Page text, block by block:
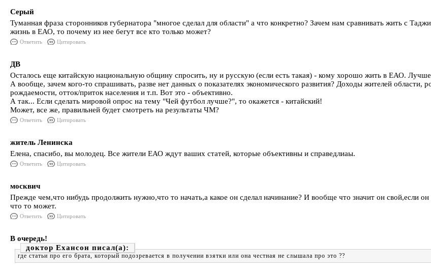
Серый
Туманная фраза сторонников губернатора "многое сделал для области" а что конкретно? Зачем нам сравнивать жить с
жизнь в ЕАО, то почему из нее бегут все кто только может?
Ответить Цитировать
ДВ
Осталось еще китайскую национальную общину спросить, ну и русскую (если есть такая) - кому хорошо жить в ЕАО.
А вообще, зачем кого-то спрашивать, разве нет данных о показателях экономического развития? Доходы жителей области,
рождаемости, отток/приток населения и т.п. Вот это - объективно.
А так... Если сделать мировой опрос на тему "Чей футбол лучше?", то окажется - китайский!
Может, все же, правильней будет смотреть на результаты ЧМ?
Ответить Цитировать
житель Ленинска
Елена, спасибо, вы молодец. Все жители ЕАО ждут ваших статей, которые объективны и справедлиаы.
Ответить Цитировать
москвич
Прежде чем,что нибудь продолжить нужно,что то начать,а какое он сделал начинание? И вообще что значит он свой,если
что то может.
Ответить Цитировать
В очередь!
доктор Ехансон
где статьи про его брата, который подозревается в получении взятки или она честная не слышала про это ??